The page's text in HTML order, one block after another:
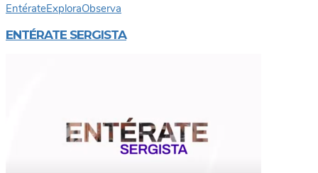
EntérateExploraObserva
ENTÉRATE SERGISTA